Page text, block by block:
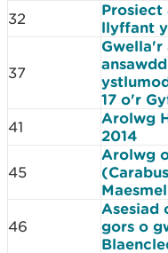
32
Prosiect
llyffant y
37
Gwella'r
17 o'r
41
Arolwg
2014
45
Arolwg
46
Asesiad
gors o